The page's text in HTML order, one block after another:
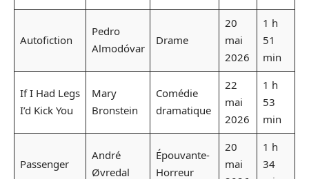
Autofiction
Pedro
Almodóvar
Drame
20
mai
2026
1 h
51
min
If I Had Legs
I’d Kick You
Mary
Bronstein
Comédie
dramatique
22
mai
2026
1 h
53
min
Passenger
André
Øvredal
Épouvante-
Horreur
20
mai
1 h
34